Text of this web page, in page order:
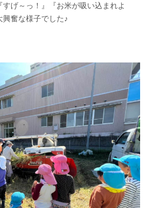
げ～っ！』『お米が吸い込まれよ
奮な様子でした♪